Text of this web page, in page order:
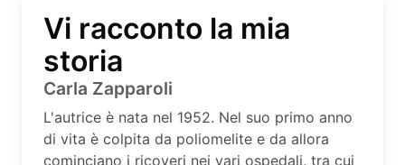
Vi racconto la mia
storia
Carla Zapparoli
L'autrice è nata nel 1952. Nel suo primo anno
di vita è colpita da poliomelite e da allora
cominciano i ricoveri nei vari ospedali, tra cui